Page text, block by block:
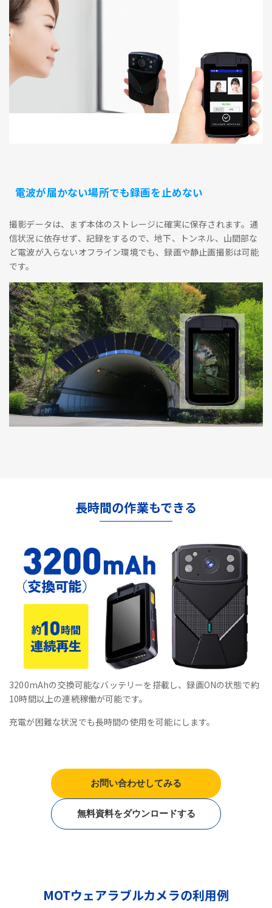
電波が届かない場所でも録画を止めない
撮影データは、まず本体のストレージに確実に保存されます。通
信状況に依存せず、記録をするので、地下、トンネル、山間部な
ど電波が入らないオフライン環境でも、録画や静止画撮影は可能
です。
長時間の作業もできる
3200mAhの交換可能なバッテリーを搭載し、録画ONの状態で約
10時間以上の連続稼働が可能です。
充電が困難な状況でも長時間の使用を可能にします。
お問い合わせしてみる
無料資料をダウンロードする
MOTウェアラブルカメラの利用例